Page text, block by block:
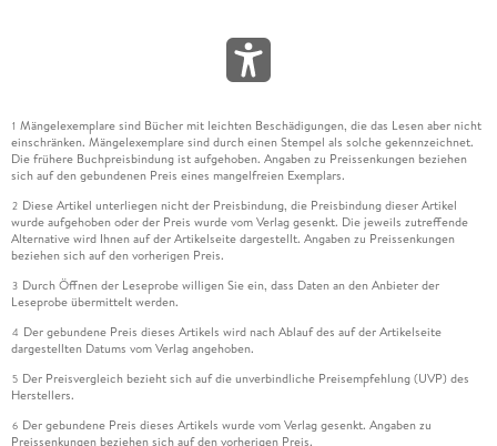
1 Mängelexemplare sind Bücher mit leichten Beschädigungen, die das Lesen aber nicht
einschränken. Mängelexemplare sind durch einen Stempel als solche gekennzeichnet.
Die frühere Buchpreisbindung ist aufgehoben. Angaben zu Preissenkungen beziehen
sich auf den gebundenen Preis eines mangelfreien Exemplars.
2 Diese Artikel unterliegen nicht der Preisbindung, die Preisbindung dieser Artikel
wurde aufgehoben oder der Preis wurde vom Verlag gesenkt. Die jeweils zutreffende
Alternative wird Ihnen auf der Artikelseite dargestellt. Angaben zu Preissenkungen
beziehen sich auf den vorherigen Preis.
3 Durch Öffnen der Leseprobe willigen Sie ein, dass Daten an den Anbieter der
Leseprobe übermittelt werden.
4 Der gebundene Preis dieses Artikels wird nach Ablauf des auf der Artikelseite
dargestellten Datums vom Verlag angehoben.
5 Der Preisvergleich bezieht sich auf die unverbindliche Preisempfehlung (UVP) des
Herstellers.
6 Der gebundene Preis dieses Artikels wurde vom Verlag gesenkt. Angaben zu
Preissenkungen beziehen sich auf den vorherigen Preis.